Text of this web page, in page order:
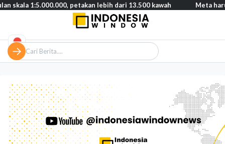
petakan lebih dari 13.500 kawah Meta harus bayar